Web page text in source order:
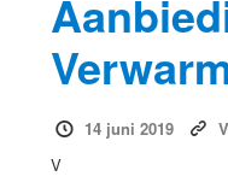
14 juni 2019
V